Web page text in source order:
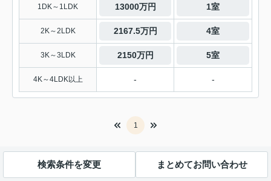
1DK～1LDK 13000万円 1室
2K～2LDK 2167.5万円 4室
3K～3LDK 2150万円 5室
4K～4LDK以上 - -
1
検索条件を変更 まとめてお問い合わせ